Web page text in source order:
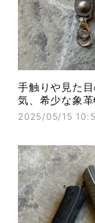
手触りや見た
気、希少な象
2025/05/15